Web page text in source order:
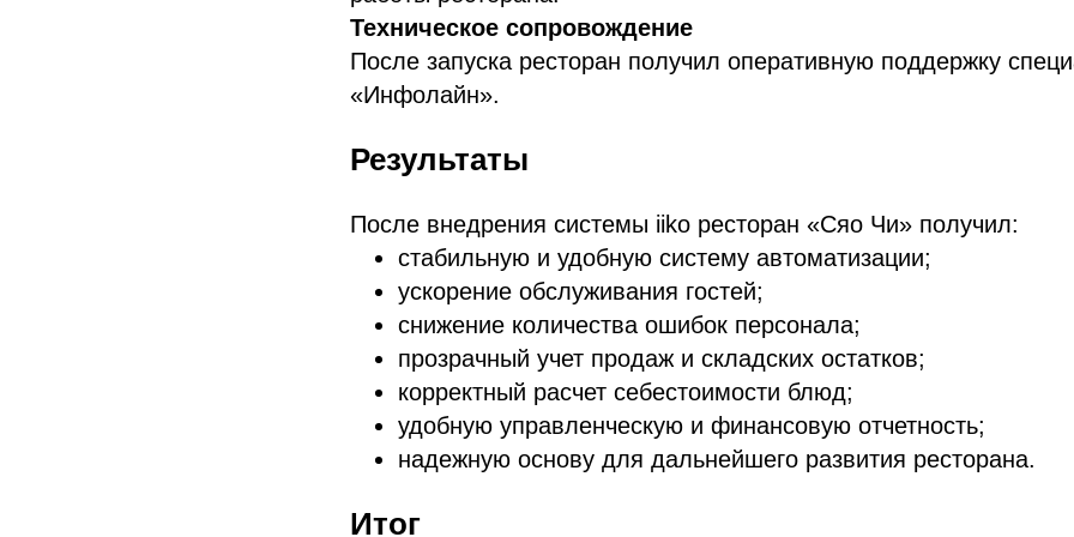
Техническое сопровождение
После запуска ресторан получил оперативную поддержку
«Инфолайн».
Результаты
После внедрения системы iiko ресторан «Сяо Чи» получил:
стабильную и удобную систему автоматизации;
ускорение обслуживания гостей;
снижение количества ошибок персонала;
прозрачный учет продаж и складских остатков;
корректный расчет себестоимости блюд;
удобную управленческую и финансовую отчетность;
надежную основу для дальнейшего развития ресторана.
Итог